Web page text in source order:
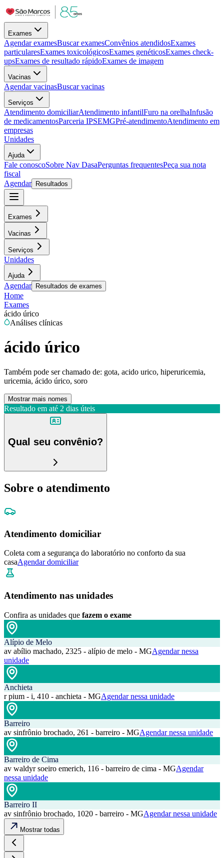
Exames
Agendar examesBuscar examesConvênios atendidosExames
particularesExames toxicológicosExames genéticosExames check-
upsExames de resultado rápidoExames de imagem
Vacinas
Agendar vacinasBuscar vacinas
Serviços
Atendimento domiciliarAtendimento infantilFuro na orelhaInfusão
de medicamentosParceria IPSEMGPré-atendimentoAtendimento em
empresas
Unidades
Ajuda
Fale conoscoSobre Nav DasaPerguntas frequentesPeça sua nota
fiscal
Agendar
Resultados
Exames
Vacinas
Serviços
Unidades
Ajuda
Agendar Resultados de exames
Home
Exames
ácido úrico
Análises clínicas
ácido úrico
Também pode ser chamado de: gota, acido urico, hiperuricemia,
uricemia, ácido úrico, soro
Mostrar mais nomes
Resultado em até 2 dias úteis
Qual seu convênio?
Sobre o atendimento
Atendimento domiciliar
Coleta com a segurança do laboratório no conforto da sua
casaAgendar domiciliar
Atendimento nas unidades
Confira as unidades que fazem o exame
Alípio de Melo
av abílio machado, 2325 - alípio de melo - MGAgendar nessa
unidade
Anchieta
r pium - i, 410 - anchieta - MGAgendar nessa unidade
Barreiro
av sinfrônio brochado, 261 - barreiro - MGAgendar nessa unidade
Barreiro de Cima
av waldyr soeiro emerich, 116 - barreiro de cima - MGAgendar
nessa unidade
Barreiro II
av sinfrônio brochado, 1020 - barreiro - MGAgendar nessa unidade
Mostrar todas